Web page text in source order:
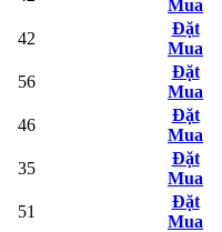
Mua
42
Đặt
Mua
56
Đặt
Mua
46
Đặt
Mua
35
Đặt
Mua
51
Đặt
Mua